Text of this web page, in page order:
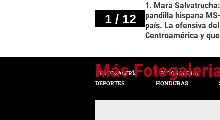
1 / 12
1. Mara
pandilla hispana
país. La ofensiva
Centroamérica y
FOTOGALERÍA
DEPORTES
FOTOGALERÍA
HONDURAS